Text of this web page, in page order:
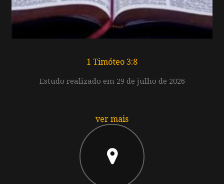
1 Timóteo 3:8
Estudo realizado em 29 de julho de 2026
ver mais